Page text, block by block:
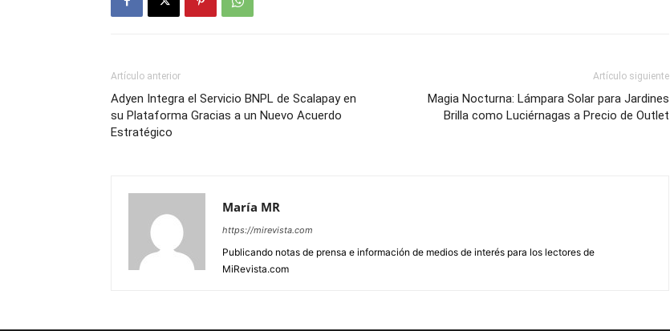
Artículo anterior
Adyen Integra el Servicio BNPL de Scalapay en
su Plataforma Gracias a un Nuevo Acuerdo
Estratégico
Artículo siguiente
Magia Nocturna: Lámpara Solar para Jardines
Brilla como Luciérnagas a Precio de Outlet
María MR
https://mirevista.com
Publicando notas de prensa e información de medios de interés para los lectores de
MiRevista.com